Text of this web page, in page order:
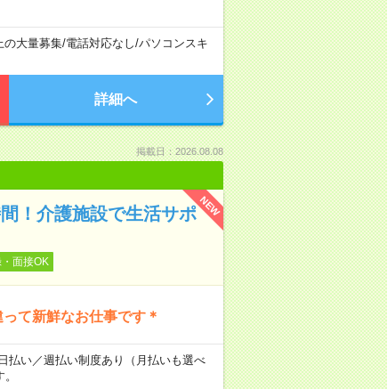
の大量募集/電話対応なし/パソコンスキ
詳細へ
掲載日：2026.08.08
NEW
！介護施設で生活サポ
面接OK
て新鮮なお仕事です＊
い／週払い制度あり（月払いも選べ